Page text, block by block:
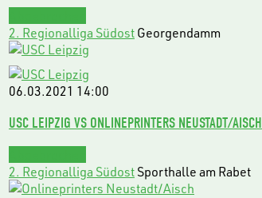
2. Regionalliga SüdostGeorgendamm
06.03.2021 14:00
USC LEIPZIG VS ONLINEPRINTERS NEUSTADT/AISCH
2. Regionalliga SüdostSporthalle am Rabet